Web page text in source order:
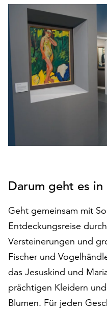
Betrieb
notwendig
sind
(funktionale
Cookies),
sowie
zu
genutzt
Klicken
Sie
auf
„Alle
akzeptieren“,
um
alle
Cookies
Darum geht es
Geht gemeinsam mit
Entdeckungsreise
Versteinerungen und
Fischer und
das Jesuskind und
prächtigen Kleidern
Blumen. Für jeden